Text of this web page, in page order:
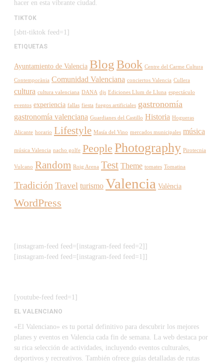
hacer en esta vibrante ciudad.
TIKTOK
[sbtt-tiktok feed=1]
ETIQUETAS
Ayuntamiento de Valencia BlogBook Centre del Carme Cultura
Contemporània Comunidad Valenciana conciertos Valencia Cullera
cultura cultura valenciana DANA djs Ediciones Llum de Lluna espectáculo
eventos experiencia fallas fiesta fuegos artificiales gastronomía
gastronomía valenciana Guardianes del Castillo Historia Hogueras
Alicante horario Lifestyle Masía del Vino mercados municipales música
música Valencia nacho golfe People Photography Pirotecnia
Vulcano Random Roig Arena Test Theme tomates Tomatina
Tradición Travel turismo Valencia València
WordPress
[instagram-feed feed=[instagram-feed feed=2]]
[instagram-feed feed=[instagram-feed feed=1]]
[youtube-feed feed=1]
EL VALENCIANO
«El Valenciano» es tu portal definitivo para descubrir los mejores
planes y eventos en Valencia cada fin de semana. La web destaca por
su rica selección de actividades, incluyendo eventos culturales,
deportivos y recreativos. También ofrece guías detalladas de rutas